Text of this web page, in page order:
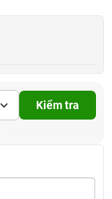
Kiểm tra